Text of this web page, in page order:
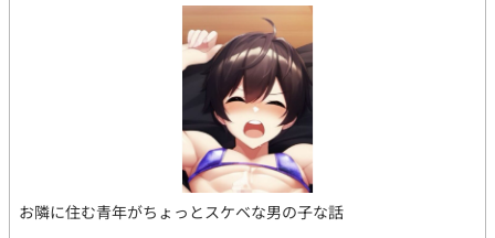
お隣に住む青年がちょっとスケベな男の子な話